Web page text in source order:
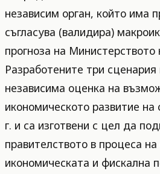
независим орган, който има
съгласува (валидира)
прогноза на Министерството
Разработените три
независима оценка на
икономическото развитие на
г. и са изготвени с цел да
правителството в процеса
икономическата и фискална